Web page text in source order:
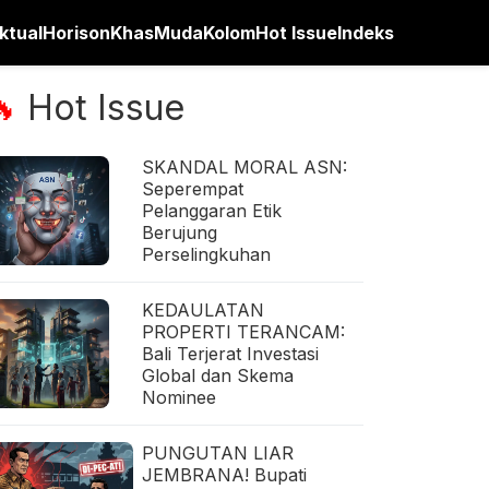
HorisonKhasMudaKolomHot IssueIndeks
Hot Issue
SKANDAL MORAL ASN:
Seperempat
Pelanggaran Etik
Berujung
Perselingkuhan
KEDAULATAN
PROPERTI TERANCAM:
Bali Terjerat Investasi
Global dan Skema
Nominee
PUNGUTAN LIAR
JEMBRANA! Bupati